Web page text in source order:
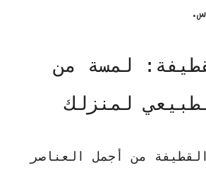
لمسة من
لمنزلك
من أجمل العناصر